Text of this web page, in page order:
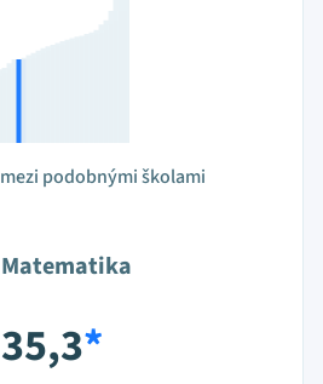
podobnými školami
Matematika
35,3*